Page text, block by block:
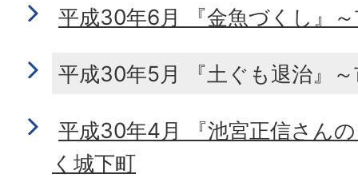
平成30年6月 『金魚づくし』
平成30年5月 『土ぐも退治』
平成30年4月 『池宮正信さん
く城下町